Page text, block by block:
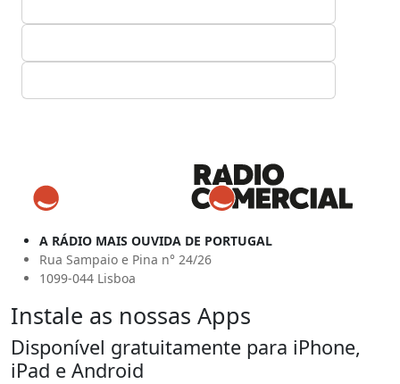
A RÁDIO MAIS OUVIDA DE PORTUGAL
Rua Sampaio e Pina n° 24/26
1099-044 Lisboa
Instale as nossas Apps
Disponível gratuitamente para iPhone,
iPad e Android